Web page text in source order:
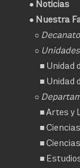
● Noticias
● Nuestra
○ Decanato
○
■ Unidad
■ Unidad
○
■Artes y
■
■
■